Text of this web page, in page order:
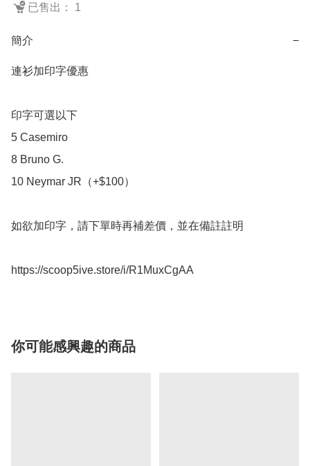
已售出： 1
簡介 −
連衫加印字優惠
印字可選以下
5 Casemiro
8 Bruno G.
10 Neymar JR（+$100）
如欲加印字，請下單時再補差價，並在備註註明
https://scoop5ive.store/i/R1MuxCgAA
你可能感興趣的商品